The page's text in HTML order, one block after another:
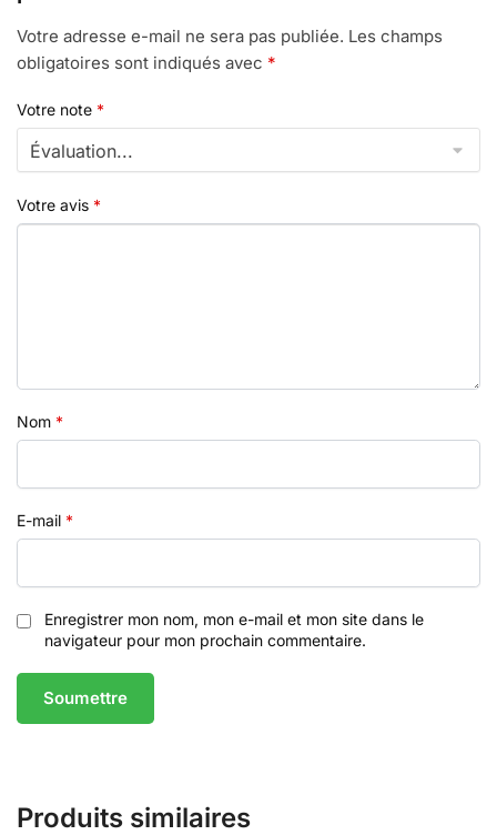
Votre adresse e-mail ne sera pas publiée. Les champs
obligatoires sont indiqués avec *
Votre note *
Votre avis *
Nom *
E-mail *
Enregistrer mon nom, mon e-mail et mon site dans le
navigateur pour mon prochain commentaire.
Produits similaires